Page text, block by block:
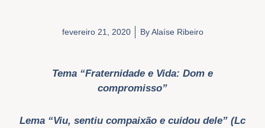
fevereiro 21, 2020 ByAlaíse Ribeiro
Tema “Fraternidade e Vida: Dom e
compromisso”
Lema “Viu, sentiu compaixão e cuidou dele” (Lc